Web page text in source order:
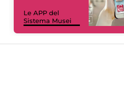
Le APP del
Sistema Musei